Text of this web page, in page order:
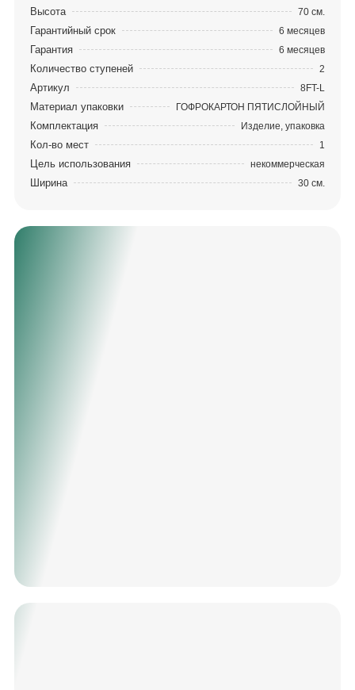
Высота 70 см.
Гарантийный срок 6 месяцев
Гарантия 6 месяцев
Количество ступеней 2
Артикул 8FT-L
Материал упаковки ГОФРОКАРТОН ПЯТИСЛОЙНЫЙ
Комплектация Изделие, упаковка
Кол-во мест 1
Цель использования некоммерческая
Ширина 30 см.